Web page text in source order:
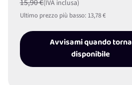
15,90 €(IVA inclusa)
Ultimo prezzo più basso: 13,78 €
Avvisami quando torna
disponibile